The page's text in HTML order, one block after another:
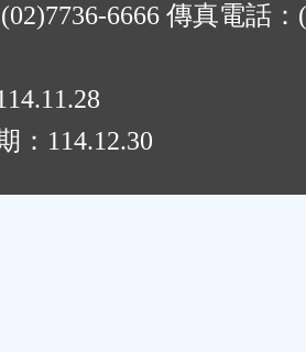
6666 傳真電話：
： 114.12.30